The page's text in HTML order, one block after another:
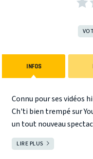
INFOS
Connu pour ses vidéos
Ch'ti bien trempé sur
un tout nouveau
se prendre au sérieux,
Jojo Bernard revient sur
sur le thème du voyage.
LIRE PLUS